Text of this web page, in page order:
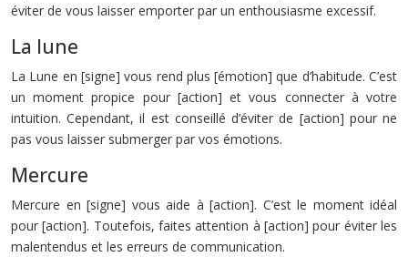
éviter de vous laisser emporter par un enthousiasme excessif.
La lune
La Lune en [signe] vous rend plus [émotion] que d’habitude. C’est
un moment propice pour [action] et vous connecter à votre
intuition. Cependant, il est conseillé d’éviter de [action] pour ne
pas vous laisser submerger par vos émotions.
Mercure
Mercure en [signe] vous aide à [action]. C’est le moment idéal
pour [action]. Toutefois, faites attention à [action] pour éviter les
malentendus et les erreurs de communication.